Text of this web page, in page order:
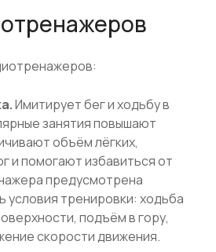
Имитирует бег и ходьбу в
занятия повышают
объём лёгких,
и помогают избавиться от
предусмотрена
условия тренировки: ходьба
подъём в гору,
скорости движения.